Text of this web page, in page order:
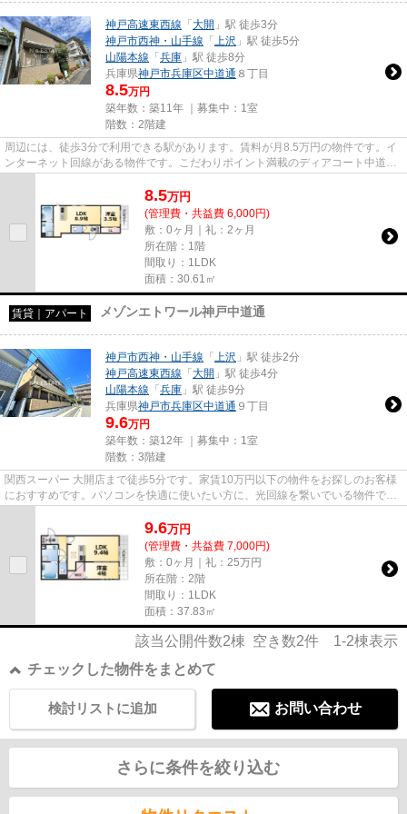
神戸高速東西線 「 大開 」駅 徒歩3分
神戸市西神・山手線 「 上沢 」駅 徒歩5分
山陽本線 「 兵庫 」駅 徒歩8分
兵庫県神戸市兵庫区中道通 ８丁目
8.5万円
築年数：築11年 ｜募集中： 1室
階数：2階建
周辺には、徒歩3分で利用できる駅があります。賃料が月8.5万円の物件です。イ
ンターネット回線がある物件です。こだわりポイント満載のディアコート中道
8.5万円
(管理費・共益費 6,000円)
敷：0ヶ月｜礼：2ヶ月
所在階：1階
間取り：1LDK
面積：30.61㎡
賃貸｜アパート メゾンエトワール神戸中道通
神戸市西神・山手線 「 上沢 」駅 徒歩2分
神戸高速東西線 「 大開 」駅 徒歩4分
山陽本線 「 兵庫 」駅 徒歩9分
兵庫県神戸市兵庫区中道通 ９丁目
9.6万円
築年数：築12年 ｜募集中： 1室
階数：3階建
関西スーパー 大開店まで徒歩5分です。家賃10万円以下の物件をお探しのお客様
におすすめです。パソコンを快適に使いたい方に、光回線を繋いでいる物件で
9.6万円
(管理費・共益費 7,000円)
敷：0ヶ月｜礼：25万円
所在階：2階
間取り：1LDK
面積：37.83㎡
該当公開件数2棟 空き数2件 1-2棟表示
チェックした物件をまとめて
お問い合わせ
検討リストに追加
さらに条件を絞り込む